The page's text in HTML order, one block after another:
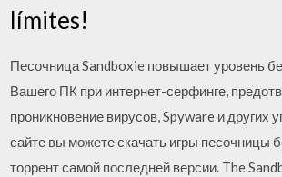
límites!
Песочница Sandboxie повышает уровень
Вашего ПК при интернет-серфинге,
проникновение вирусов, Spyware и других
сайте вы можете скачать игры песочницы
торрент самой последней версии. The